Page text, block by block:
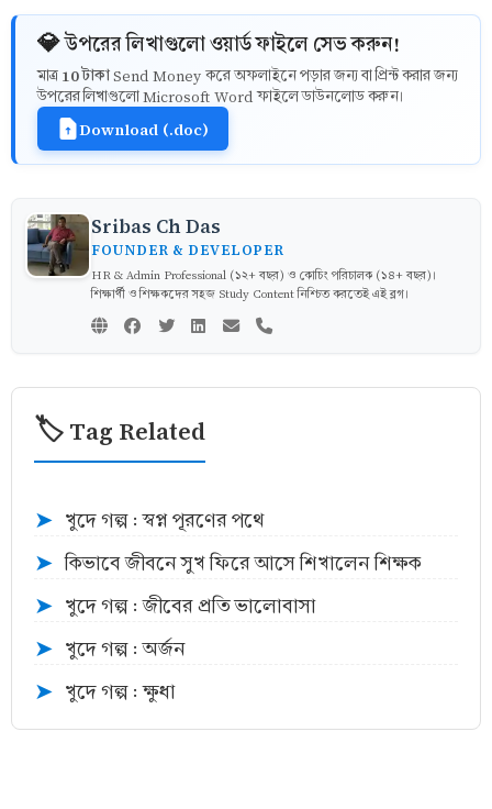
💎 উপরের লিখাগুলো ওয়ার্ড ফাইলে সেভ করুন!
মাত্র 10 টাকাSend Money করে অফলাইনে পড়ার জন্য বা প্রিন্ট করার জন্য
উপরের লিখাগুলো Microsoft Word ফাইলে ডাউনলোড করুন।
Download (.doc)
Sribas Ch Das
FOUNDER & DEVELOPER
HR & Admin Professional (১২+ বছর) ও কোচিং পরিচালক (১৪+ বছর)।
শিক্ষার্থী ও শিক্ষকদের সহজ Study Content নিশ্চিত করতেই এই ব্লগ।
🏷️ Tag Related
➤ খুদে গল্প : স্বপ্ন পূরণের পথে
➤ কিভাবে জীবনে সুখ ফিরে আসে শিখালেন শিক্ষক
➤ খুদে গল্প : জীবের প্রতি ভালোবাসা
➤ খুদে গল্প : অর্জন
➤ খুদে গল্প : ক্ষুধা